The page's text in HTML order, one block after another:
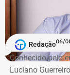
Redação06/
Conhecido pelo
Luciano